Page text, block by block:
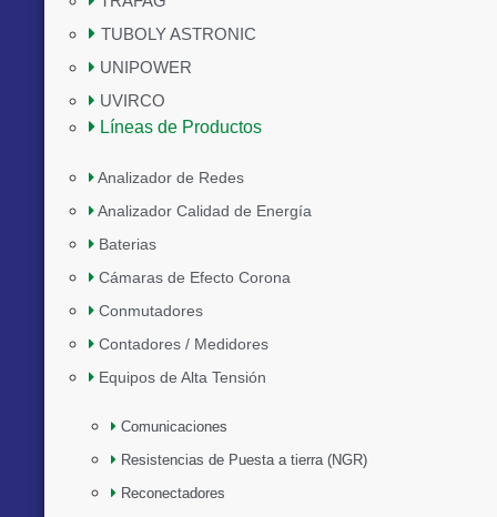
TUBOLY ASTRONIC
UNIPOWER
UVIRCO
Líneas de Productos
Analizador de Redes
Analizador Calidad de Energía
Baterias
Cámaras de Efecto Corona
Conmutadores
Contadores / Medidores
Equipos de Alta Tensión
Comunicaciones
Resistencias de Puesta a tierra (NGR)
Reconectadores